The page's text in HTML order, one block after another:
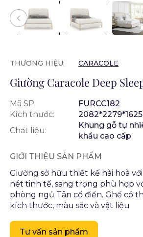
THƯƠNG HIỆU: CARACOLE
Giường Caracole Deep
Mã SP:
FURCC182
Kích thước:
Chất liệu:
Khung gỗ tự
khẩu cao cấp
GIỚI THIỆU SẢN PHẨM
Giường sở hữu thiết kế hài hoà
nét tinh tế, sang trọng phù hợp
phòng ngủ Tân cổ điển. Ghế có
kích thước, màu sắc và vật liệu
Tư vấn sản phẩm